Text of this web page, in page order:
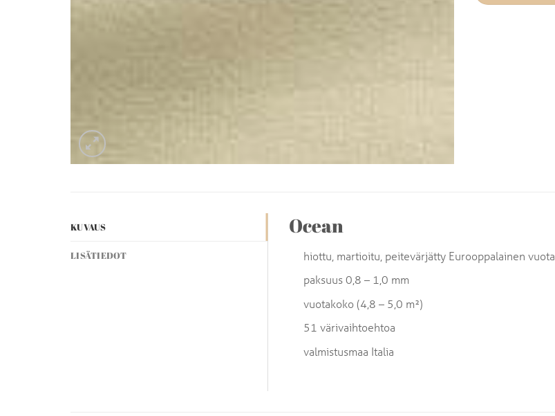
KUVAUS
LISÄTIEDOT
Ocean
hiottu, martioitu, peitevärjätty Eurooppalainen vuota
paksuus 0,8 – 1,0 mm
vuotakoko (4,8 – 5,0 m²)
51 värivaihtoehtoa
valmistusmaa Italia